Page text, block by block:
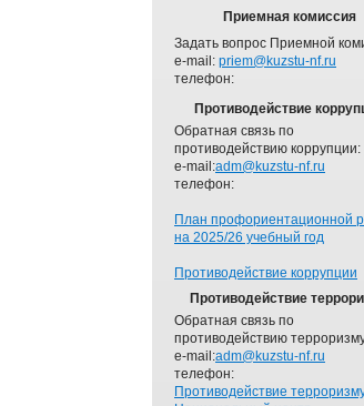
Приемная комиссия
Задать вопрос Приемной
e-mail: priem@kuzstu-nf.ru
телефон:
Противодействие
Обратная связь по
противодействию коррупции:
e-mail:adm@kuzstu-nf.ru
телефон:
План профориентационной
на 2025/26 учебный год
Противодействие коррупции
Противодействие
Обратная связь по
противодействию
e-mail:adm@kuzstu-nf.ru
телефон:
Противодействие